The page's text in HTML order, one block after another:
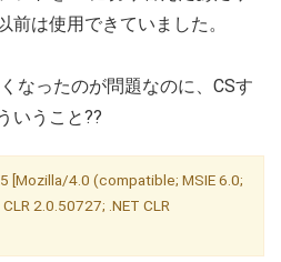
は使用できていました。
なったのが問題なのに、CSす
いうこと??
[Mozilla/4.0 (compatible; MSIE 6.0;
2.0.50727; .NET CLR